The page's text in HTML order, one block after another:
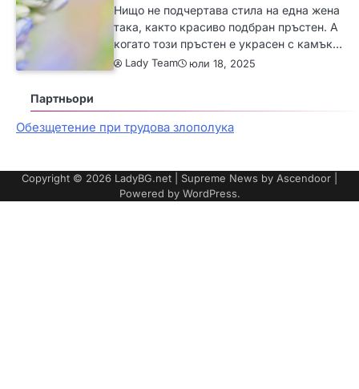
Нищо не подчертава стила на една жена
така, както красиво подбран пръстен. А
когато този пръстен е украсен с камък…
Lady Team юли 18, 2025
Партньори
Обезщетение при трудова злополука
Copyright © 2026 LadyBG.net | Supreme News by Ascendoor
Powered by WordPress.